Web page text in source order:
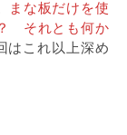
まな板だけを使
それとも何か
はこれ以上深め